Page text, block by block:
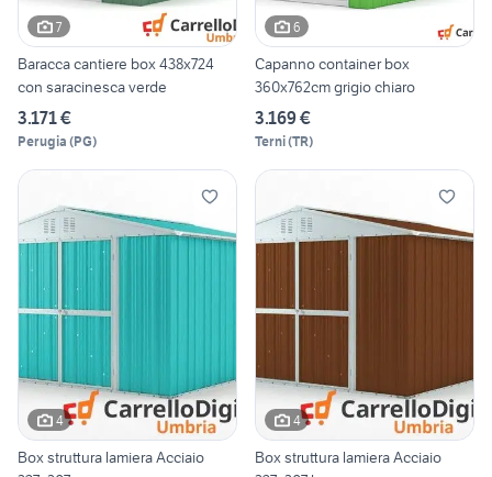
7
Baracca cantiere box 438x724
con saracinesca verde
3.171 €
Perugia (PG)
6
Capanno container box
360x762cm grigio chiaro
3.169 €
Terni(TR)
4
Box struttura lamiera Acciaio
4
Box struttura lamiera Acciaio